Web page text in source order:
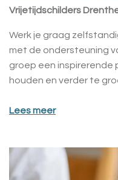
Vrijetijdschilders
Werk je graag
met de ondersteuning
groep een inspirerende
houden en verder te
Lees meer